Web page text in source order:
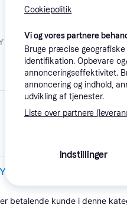
Nexen N FERA SPORT SU2 265/45 R19 105Y personbil Dæk 16391NXK
4PR ND0, RPB )
betalende kunde i denne
Cookiepolitik
Vi og vores partnere
Bruge præcise
identifikation. Opbevare
annonceringseffektivitet.
annoncering og indhold,
udvikling af tjenester.
Liste over partnere
Indstillinger